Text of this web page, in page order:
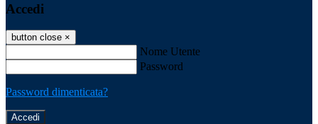
Accedi
button close ×
Nome Utente
Password
Password dimenticata?